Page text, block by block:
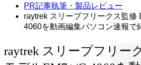
PR記事執筆・製品レビュー
raytrek スリープフリークス監修
4060を動画編集パソコン速報で
raytrek スリープフリー